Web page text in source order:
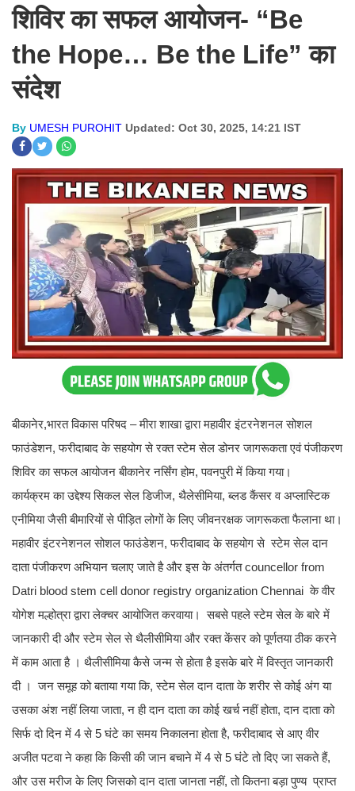
शिविर का सफल आयोजन- “Be
the Hope… Be the Life” का
संदेश
By UMESH PUROHIT Updated: Oct 30, 2025, 14:21 IST
बीकानेर,भारत विकास परिषद – मीरा शाखा द्वारा महावीर इंटरनेशनल सोशल
फाउंडेशन, फरीदाबाद के सहयोग से रक्त स्टेम सेल डोनर जागरूकता एवं पंजीकरण
शिविर का सफल आयोजन बीकानेर नर्सिंग होम, पवनपुरी में किया गया।
कार्यक्रम का उद्देश्य सिकल सेल डिजीज, थैलेसीमिया, ब्लड कैंसर व अप्लास्टिक
एनीमिया जैसी बीमारियों से पीड़ित लोगों के लिए जीवनरक्षक जागरूकता फैलाना था।
महावीर इंटरनेशनल सोशल फाउंडेशन, फरीदाबाद के सहयोग से स्टेम सेल दान
दाता पंजीकरण अभियान चलाए जाते है और इस के अंतर्गत councellor from
Datri blood stem cell donor registry organization Chennai के वीर
योगेश मल्होत्रा द्वारा लेक्चर आयोजित करवाया। सबसे पहले स्टेम सेल के बारे में
जानकारी दी और स्टेम सेल से थैलीसीमिया और रक्त केंसर को पूर्णतया ठीक करने
में काम आता है । थैलीसीमिया कैसे जन्म से होता है इसके बारे में विस्तृत जानकारी
दी । जन समूह को बताया गया कि, स्टेम सेल दान दाता के शरीर से कोई अंग या
उसका अंश नहीं लिया जाता, न ही दान दाता का कोई खर्च नहीं होता, दान दाता को
सिर्फ दो दिन में 4 से 5 घंटे का समय निकालना होता है, फरीदाबाद से आए वीर
अजीत पटवा ने कहा कि किसी की जान बचाने में 4 से 5 घंटे तो दिए जा सकते हैं,
और उस मरीज के लिए जिसको दान दाता जानता नहीं, तो कितना बड़ा पुण्य प्राप्त